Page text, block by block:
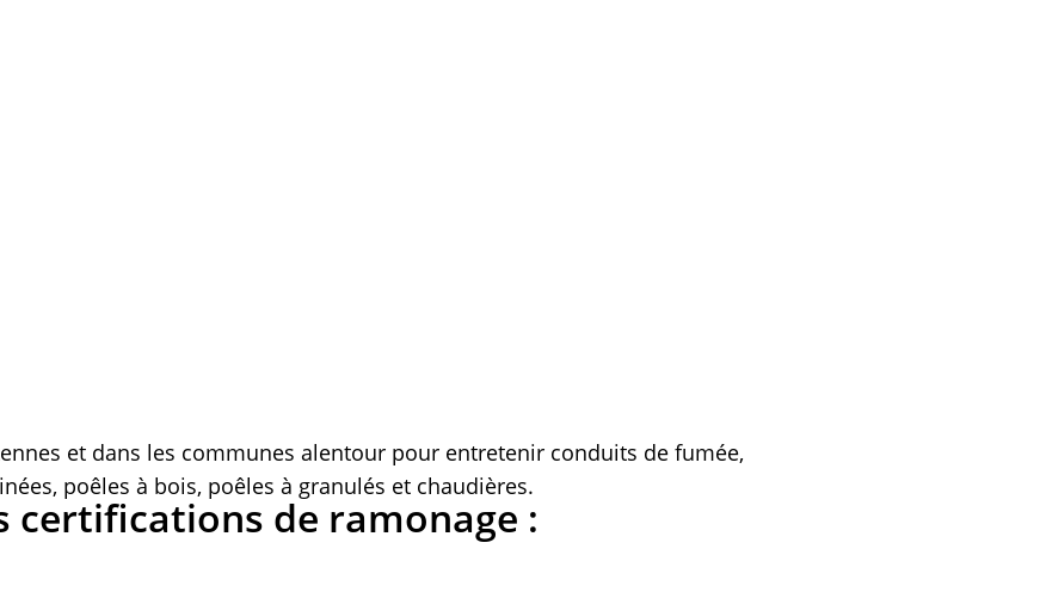
et dans les communes alentour pour entretenir conduits de fumée,
poêles à bois, poêles à granulés et chaudières.
certifications de ramonage :